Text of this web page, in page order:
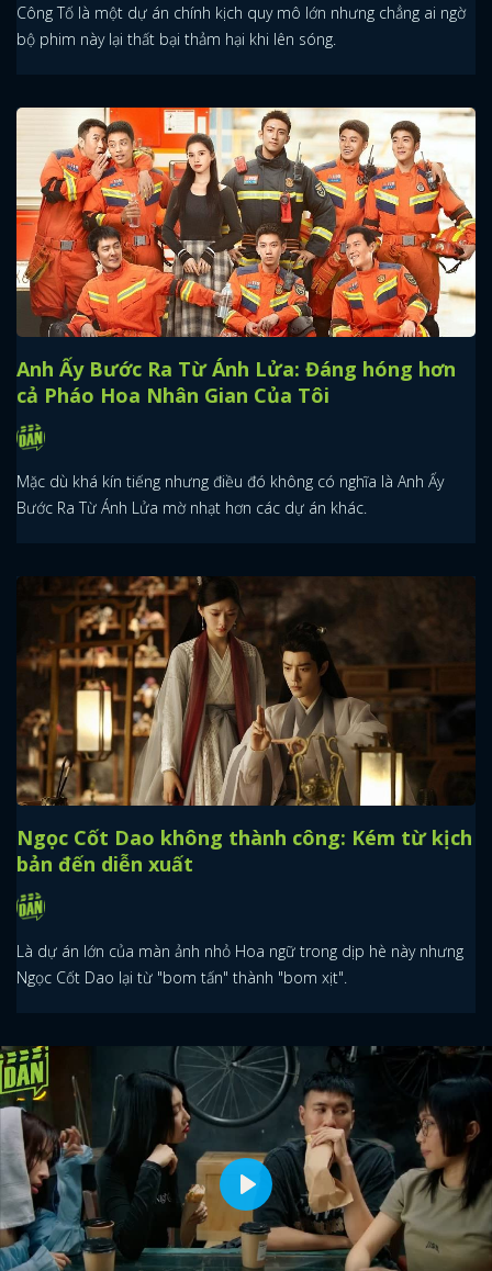
Công Tố là một dự án chính kịch quy mô lớn nhưng chẳng ai ngờ
bộ phim này lại thất bại thảm hại khi lên sóng.
Anh Ấy Bước Ra Từ Ánh Lửa: Đáng hóng hơn
cả Pháo Hoa Nhân Gian Của Tôi
Mặc dù khá kín tiếng nhưng điều đó không có nghĩa là Anh Ấy
Bước Ra Từ Ánh Lửa mờ nhạt hơn các dự án khác.
Ngọc Cốt Dao không thành công: Kém từ kịch
bản đến diễn xuất
Là dự án lớn của màn ảnh nhỏ Hoa ngữ trong dịp hè này nhưng
Ngọc Cốt Dao lại từ "bom tấn" thành "bom xịt".
Play